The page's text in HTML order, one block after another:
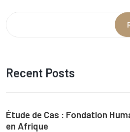
Recent Posts
Étude de Cas : Fondation
en Afrique